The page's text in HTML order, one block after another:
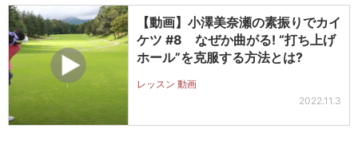
【動画】小澤美奈瀬の素振りでカイ
ケツ #8 なぜか曲がる! “打ち上げ
ホール”を克服する方法とは?
レッスン 動画
2022.11.3